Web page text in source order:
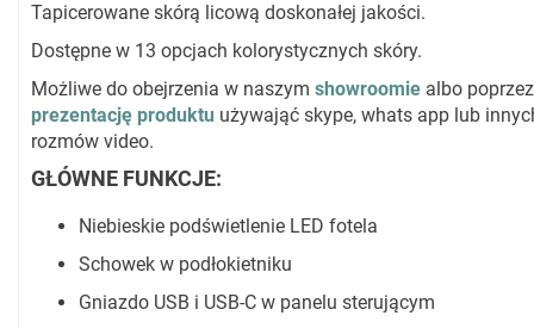
Tapicerowane skórą licową doskonałej jakości.
Dostępne w 13 opcjach kolorystycznych skóry.
Możliwe do obejrzenia w naszym showroomie albo
prezentację produktu używająć skype, whats app lub
rozmów video.
GŁÓWNE FUNKCJE:
Niebieskie podświetlenie LED fotela
Schowek w podłokietniku
Gniazdo USB i USB-C w panelu sterującym